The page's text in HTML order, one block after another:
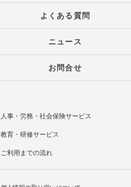
よくある質問
ニュース
お問合せ
人事・労務・社会保険サービス
教育・研修サービス
ご利用までの流れ